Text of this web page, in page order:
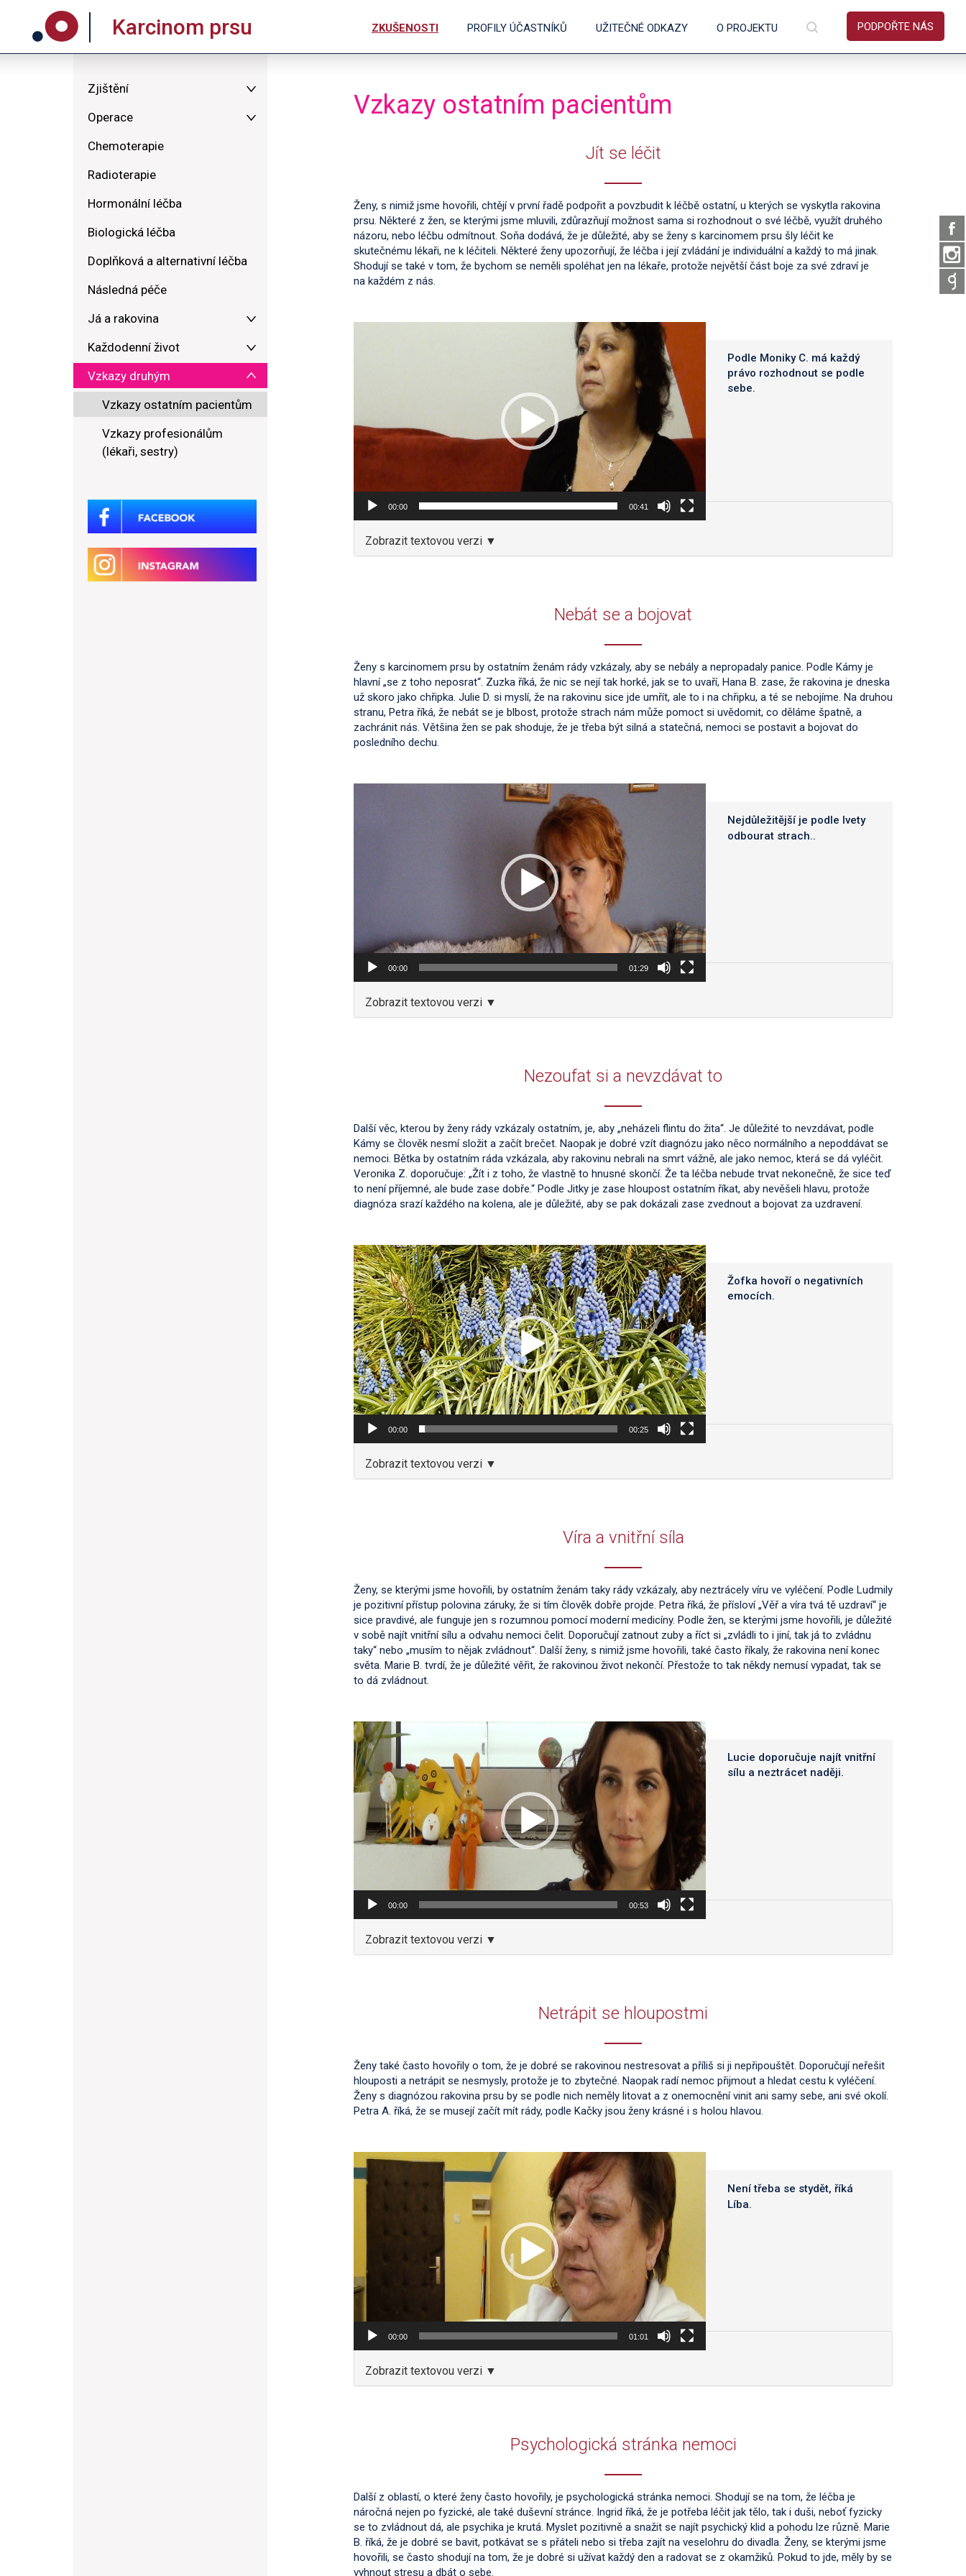
Karcinom prsu PODPOŘTE NÁS
ZKUŠENOSTI PROFILY ÚČASTNÍKŮ UŽITEČNÉ ODKAZY O PROJEKTU
Zjištění
Operace
Chemoterapie
Radioterapie
Hormonální léčba
Biologická léčba
Doplňková a alternativní léčba
Následná péče
Já a rakovina
Každodenní život
Vzkazy druhým
Vzkazy ostatním pacientům
Vzkazy profesionálům
(lékaři, sestry)
Vzkazy ostatním pacientům
Jít se léčit
Ženy, s nimiž jsme hovořili, chtějí v první řadě podpořit a povzbudit k léčbě ostatní, u kterých se vyskytla rakovina
prsu. Některé z žen, se kterými jsme mluvili, zdůrazňují možnost sama si rozhodnout o své léčbě, využít druhého
názoru, nebo léčbu odmítnout. Soňa dodává, že je důležité, aby se ženy s karcinomem prsu šly léčit ke
skutečnému lékaři, ne k léčiteli. Některé ženy upozorňují, že léčba i její zvládání je individuální a každý to má jinak.
Shodují se také v tom, že bychom se neměli spoléhat jen na lékaře, protože největší část boje za své zdraví je
na každém z nás.
00:00 00:41
Podle Moniky C. má každý
právo rozhodnout se podle
sebe.
Zobrazit textovou verzi ▼
Nebát se a bojovat
Ženy s karcinomem prsu by ostatním ženám rády vzkázaly, aby se nebály a nepropadaly panice. Podle Kámy je
hlavní „se z toho neposrat“. Zuzka říká, že nic se nejí tak horké, jak se to uvaří, Hana B. zase, že rakovina je dneska
už skoro jako chřipka. Julie D. si myslí, že na rakovinu sice jde umřít, ale to i na chřipku, a té se nebojíme. Na druhou
stranu, Petra říká, že nebát se je blbost, protože strach nám může pomoct si uvědomit, co děláme špatně, a
zachránit nás. Většina žen se pak shoduje, že je třeba být silná a statečná, nemoci se postavit a bojovat do
posledního dechu.
přehrávač
00:00 01:29
Nejdůležitější je podle Ivety
odbourat strach..
Zobrazit textovou verzi ▼
Nezoufat si a nevzdávat to
Další věc, kterou by ženy rády vzkázaly ostatním, je, aby „neházeli flintu do žita“. Je důležité to nevzdávat, podle
Kámy se člověk nesmí složit a začít brečet. Naopak je dobré vzít diagnózu jako něco normálního a nepoddávat se
nemoci. Bětka by ostatním ráda vzkázala, aby rakovinu nebrali na smrt vážně, ale jako nemoc, která se dá vyléčit.
Veronika Z. doporučuje: „Žít i z toho, že vlastně to hnusné skončí. Že ta léčba nebude trvat nekonečně, že sice teď
to není příjemné, ale bude zase dobře.“ Podle Jitky je zase hloupost ostatním říkat, aby nevěšeli hlavu, protože
diagnóza srazí každého na kolena, ale je důležité, aby se pak dokázali zase zvednout a bojovat za uzdravení.
Video
přehrávač
00:00 00:25
Žofka hovoří o negativních
emocích.
Zobrazit textovou verzi ▼
Víra a vnitřní síla
Ženy, se kterými jsme hovořili, by ostatním ženám taky rády vzkázaly, aby neztrácely víru ve vyléčení. Podle Ludmily
je pozitivní přístup polovina záruky, že si tím člověk dobře projde. Petra říká, že přísloví „Věř a víra tvá tě uzdraví“ je
sice pravdivé, ale funguje jen s rozumnou pomocí moderní medicíny. Podle žen, se kterými jsme hovořili, je důležité
v sobě najít vnitřní sílu a odvahu nemoci čelit. Doporučují zatnout zuby a říct si „zvládli to i jiní, tak já to zvládnu
taky“ nebo „musím to nějak zvládnout“. Další ženy, s nimiž jsme hovořili, také často říkaly, že rakovina není konec
světa. Marie B. tvrdí, že je důležité věřit, že rakovinou život nekončí. Přestože to tak někdy nemusí vypadat, tak se
to dá zvládnout.
Video
přehrávač
00:00 00:53
Lucie doporučuje najít vnitřní
sílu a neztrácet naději.
Zobrazit textovou verzi ▼
Netrápit se hloupostmi
Ženy také často hovořily o tom, že je dobré se rakovinou nestresovat a příliš si ji nepřipouštět. Doporučují neřešit
hlouposti a netrápit se nesmysly, protože je to zbytečné. Naopak radí nemoc přijmout a hledat cestu k vyléčení.
Ženy s diagnózou rakovina prsu by se podle nich neměly litovat a z onemocnění vinit ani samy sebe, ani své okolí.
Petra A. říká, že se musejí začít mít rády, podle Kačky jsou ženy krásné i s holou hlavou.
Video
přehrávač
00:00 01:01
Není třeba se stydět, říká
Líba.
Zobrazit textovou verzi ▼
Psychologická stránka nemoci
Další z oblastí, o které ženy často hovořily, je psychologická stránka nemoci. Shodují se na tom, že léčba je
náročná nejen po fyzické, ale také duševní stránce. Ingrid říká, že je potřeba léčit jak tělo, tak i duši, neboť fyzicky
se to zvládnout dá, ale psychika je krutá. Myslet pozitivně a snažit se najít psychický klid a pohodu lze různě. Marie
B. říká, že je dobré se bavit, potkávat se s přáteli nebo si třeba zajít na veselohru do divadla. Ženy, se kterými jsme
hovořili, se často shodují na tom, že je dobré si užívat každý den a radovat se z okamžiků. Pokud to jde, měly by se
vyhnout stresu a dbát o sebe.